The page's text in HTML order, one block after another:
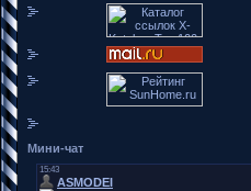
Мини-чат